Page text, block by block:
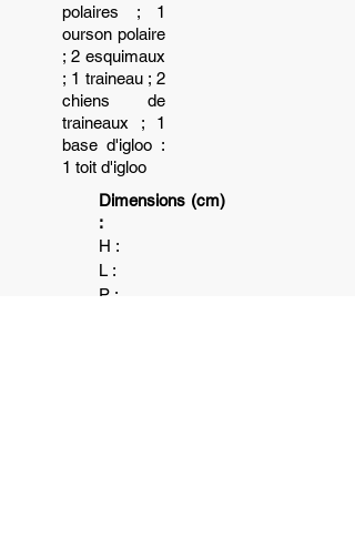
polaires ; 1
ourson polaire
; 2 esquimaux
; 1 traineau ; 2
chiens de
traineaux ; 1
base d'igloo :
1 toit d'igloo
Dimensions (cm)
:
H :
L :
P :